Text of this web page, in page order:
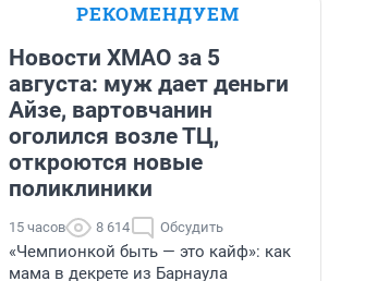
РЕКОМЕНДУЕМ
Новости ХМАО за 5
августа: муж дает деньги
Айзе, вартовчанин
оголился возле ТЦ,
откроются новые
поликлиники
15 часов 8 614 Обсудить
«Чемпионкой быть — это кайф»: как
мама в декрете из Барнаула